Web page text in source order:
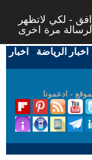
- لكي لاتظهر
اخبار الرياضة - اخبار
- ادعمونا